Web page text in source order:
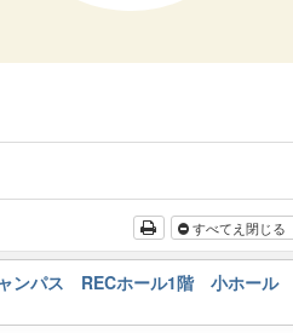
すべてえ閉じる
ンパス RECホール1階 小ホール